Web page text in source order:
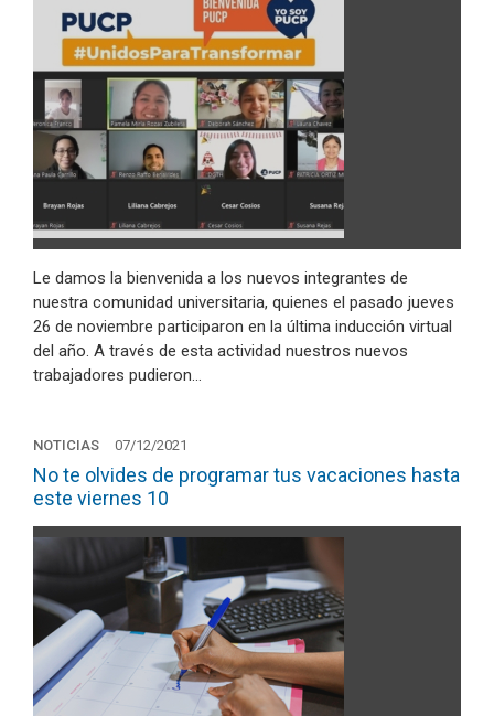
Le damos la bienvenida a los nuevos integrantes de
nuestra comunidad universitaria, quienes el pasado jueves
26 de noviembre participaron en la última inducción virtual
del año. A través de esta actividad nuestros nuevos
trabajadores pudieron…
NOTICIAS 07/12/2021
No te olvides de programar tus vacaciones hasta
este viernes 10